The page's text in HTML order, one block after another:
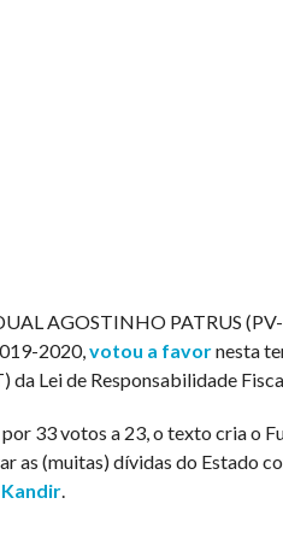
AGOSTINHO PATRUS
2020, votou a favornesta
da Lei de Responsabilidade
33 votos a 23, o texto cria o
as (muitas) dívidas do Estado
.